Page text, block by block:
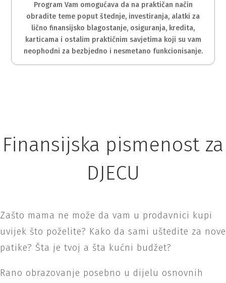
Program Vam omogućava da na praktičan način
obradite teme poput štednje, investiranja, alatki za
lično finansijsko blagostanje, osiguranja, kredita,
karticama i ostalim praktičnim savjetima koji su vam
neophodni za bezbjedno i nesmetano funkcionisanje.
Finansijska pismenost za
DJECU
Zašto mama ne može da vam u prodavnici kupi
uvijek što poželite? Kako da sami uštedite za nove
patike? Šta je tvoj a šta kućni budžet?
Rano obrazovanje posebno u dijelu osnovnih